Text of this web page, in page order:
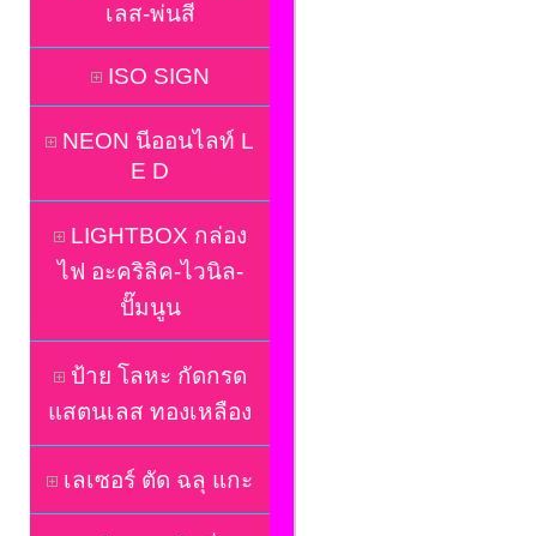
เลส-พ่นสี
ISO SIGN
NEON นีออนไลท์ L
E D
LIGHTBOX กล่อง
ไฟ อะคริลิค-ไวนิล-
ปั๊มนูน
ป้าย โลหะ กัดกรด
แสตนเลส ทองเหลือง
เลเซอร์ ตัด ฉลุ แกะ